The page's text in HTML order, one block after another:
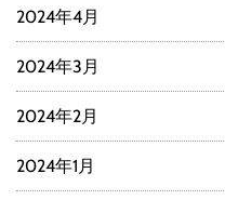
2024年4月
2024年3月
2024年2月
2024年1月